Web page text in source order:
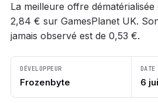
La meilleure offre
2,84 € sur GamesPlanet UK.
jamais observé est de 0,53 €.
DÉVELOPPEUR
Frozenbyte 6